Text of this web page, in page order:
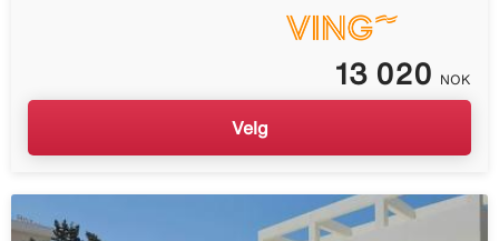
13 020 NOK
Velg